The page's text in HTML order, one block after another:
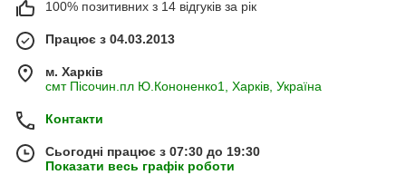
100% позитивних з 14 відгуків за рік
Працює з 04.03.2013
м. Харків
смт Пісочин.пл Ю.Кононенко1, Харків, Україна
Контакти
Сьогодні працює з 07:30 до 19:30
Показати весь графік роботи